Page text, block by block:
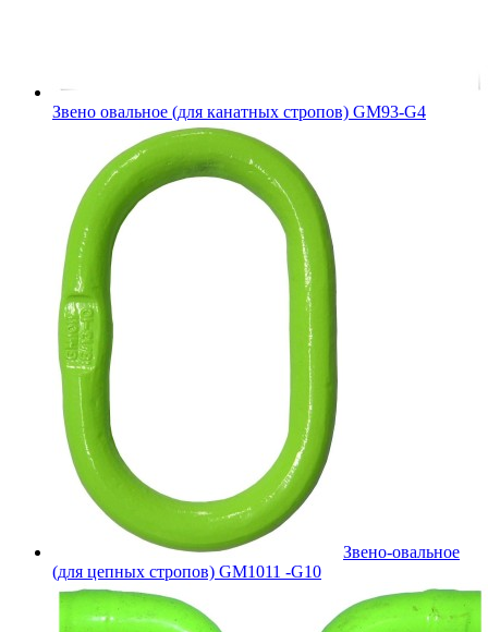
Звено овальное (для канатных стропов) GM93-G4
Звено-овальное
(для цепных стропов) GM1011 -G10